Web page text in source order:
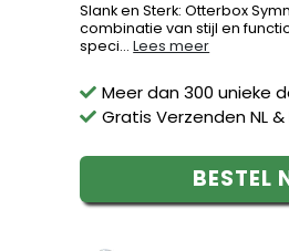
Slank en Sterk: Otterbox
combinatie van stijl en
speci...Lees meer
Meer dan 300 unieke
Gratis Verzenden NL &
BESTEL